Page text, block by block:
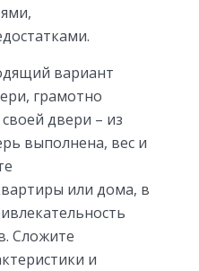
вариант
грамотно
двери – из
выполнена, вес и
или дома, в
Сложите
и